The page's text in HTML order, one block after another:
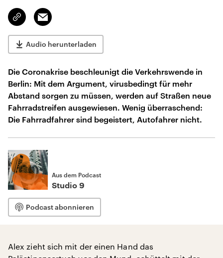
Link
kopieren/teilen
Email
Audio herunterladen
Die Coronakrise beschleunigt die Verkehrswende in
Berlin: Mit dem Argument, virusbedingt für mehr
Abstand sorgen zu müssen, werden auf Straßen neue
Fahrradstreifen ausgewiesen. Wenig überraschend:
Die Fahrradfahrer sind begeistert, Autofahrer nicht.
Aus dem Podcast
Studio 9
Podcast abonnieren
Alex zieht sich mit der einen Hand das